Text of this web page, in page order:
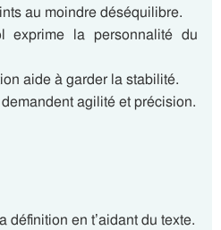
au moindre déséquilibre.
exprime la personnalité du
aide à garder la stabilité.
agilité et précision.
définition en t’aidant du texte.